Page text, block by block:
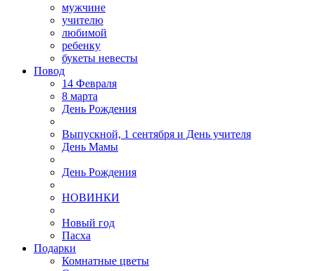
мужчине
учителю
любимой
ребенку
букеты невесты
Повод
14 Февраля
8 марта
День Рождения
Выпускной, 1 сентября и День учителя
День Мамы
День Рождения
НОВИНКИ
Новый год
Пасха
Подарки
Комнатные цветы